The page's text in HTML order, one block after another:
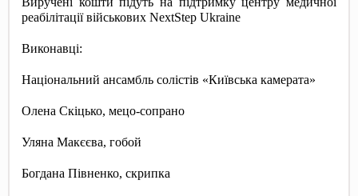
реабілітації військових NextStep Ukraine
Виконавці:
Національний ансамбль солістів «Київська камерата»
Олена Скіцько, мецо-сопрано
Уляна Макєєва, гобой
Богдана Півненко, скрипка